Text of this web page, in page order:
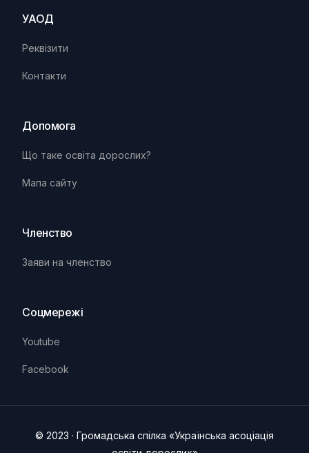
УАОД
Реквізити
Контакти
Допомога
Що таке освіта дорослих?
Мапа сайту
Членство
Заяви на членство
Соцмережі
Youtube
Facebook
© 2023 · Громадська спілка «Українська асоціація